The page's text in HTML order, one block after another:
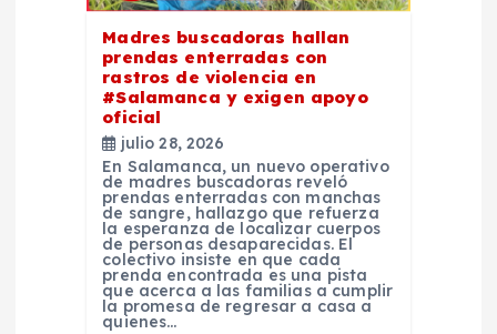
Madres buscadoras hallan
prendas enterradas con
rastros de violencia en
#Salamanca y exigen apoyo
oficial
julio 28, 2026
En Salamanca, un nuevo operativo
de madres buscadoras reveló
prendas enterradas con manchas
de sangre, hallazgo que refuerza
la esperanza de localizar cuerpos
de personas desaparecidas. El
colectivo insiste en que cada
prenda encontrada es una pista
que acerca a las familias a cumplir
la promesa de regresar a casa a
quienes…